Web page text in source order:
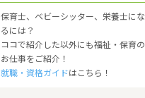
保育士、ベビーシッター、栄養士にな
るには？
ココで紹介した以外にも福祉・保育の
お仕事をご紹介！
就職・資格ガイドはこちら！